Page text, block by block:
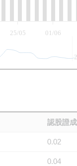
01/06
25/05
認股證
0.02
0.04